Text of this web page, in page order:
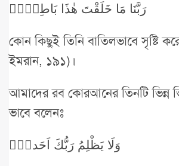
رَبَّنَا مَا خَلَقْتَ هٰذَا بَاطِلاًۚ
কোন কিছুই তিনি বাতিলভাবে সৃষ্টি
ইমরান, ১৯১)।
আমাদের রব কোরআনের তিনটি ভিন্ন
ভাবে বলেনঃ
وَلَا يَظْلِمُ رَبُّكَ اَحَداً۟